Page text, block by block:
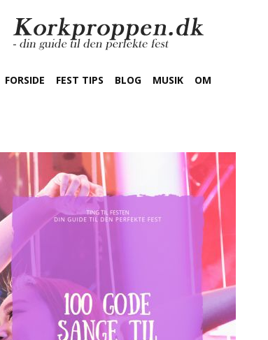
FORSIDE FEST TIPS BLOG MUSIK OM